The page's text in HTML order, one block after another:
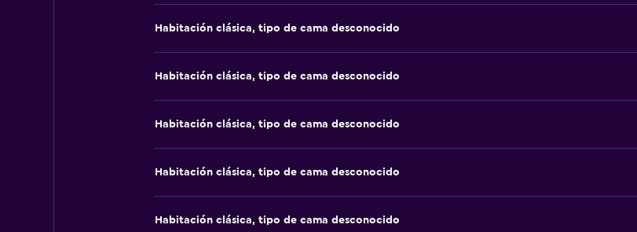
Habitación clásica, tipo de cama desconocido
Habitación clásica, tipo de cama desconocido
Habitación clásica, tipo de cama desconocido
Habitación clásica, tipo de cama desconocido
Habitación clásica, tipo de cama desconocido